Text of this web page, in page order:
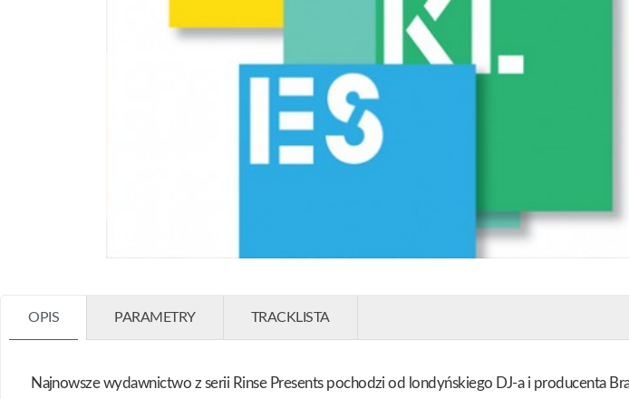
OPIS PARAMETRY TRACKLISTA
Najnowsze wydawnictwo z serii Rinse Presents pochodzi od londyńskiego DJ-a i producenta